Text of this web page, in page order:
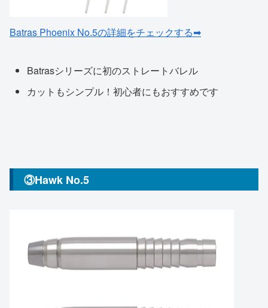
Batras Phoenix No.5の詳細をチェックする➡
Batrasシリーズに初のストレートバレル
カットもシンプル！初心者にもおすすめです
③Hawk No.5